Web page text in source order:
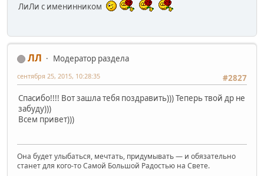
ЛиЛи с именинником
ЛЛ
Модератор раздела
#2827
сентября 25, 2015, 10:28:35
Спасибо!!!! Вот зашла тебя поздравить))) Теперь твой др не
забуду)))
Всем привет)))
Она будет улыбаться, мечтать, придумывать — и обязательно
станет для кого-то Самой Большой Радостью на Свете.